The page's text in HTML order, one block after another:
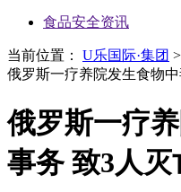
食品安全资讯
当前位置： U乐国际·集团 >
俄罗斯一疗养院发生食物
俄罗斯一疗
事务 致3人灭